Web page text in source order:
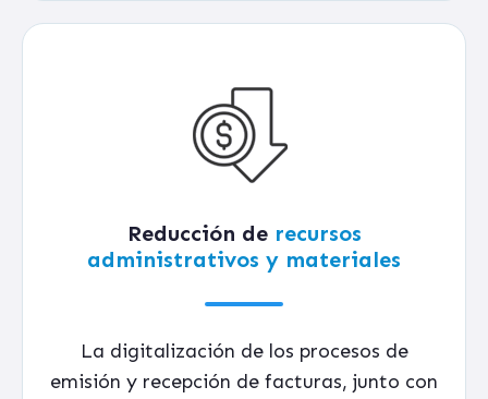
Reducción de recursos
administrativos y materiales
La digitalización de los procesos de
emisión y recepción de facturas, junto con